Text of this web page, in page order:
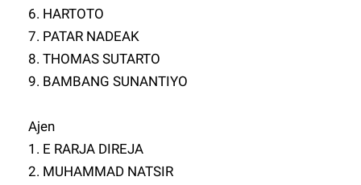
6. HARTOTO
7. PATAR NADEAK
8. THOMAS SUTARTO
9. BAMBANG SUNANTIYO
Ajen
1. E RARJA DIREJA
2. MUHAMMAD NATSIR